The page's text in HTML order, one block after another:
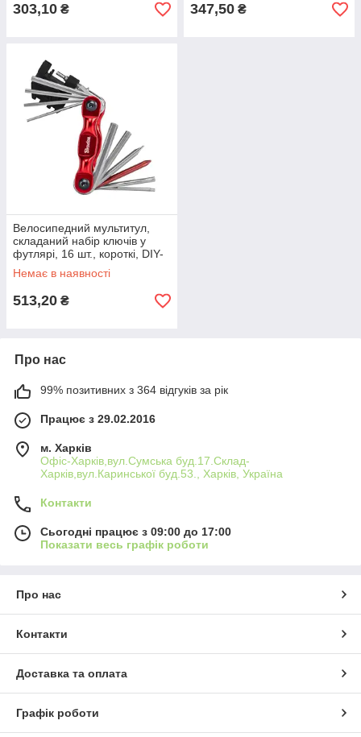
303,10 ₴ 347,50 ₴
Велосипедний мультитул,
складаний набір ключів у
футлярі, 16 шт., короткі, DIY-
BA1012
Немає в наявності
513,20 ₴
Про нас
99% позитивних з 364 відгуків за рік
Працює з 29.02.2016
м. Харків
Офіс-Харків,вул.Сумська буд.17.Склад-
Харків,вул.Каринської буд.53., Харків, Україна
Контакти
Сьогодні працює з 09:00 до 17:00
Показати весь графік роботи
Про нас
Контакти
Доставка та оплата
Графік роботи